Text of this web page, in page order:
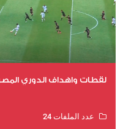
لقطات واهداف الدوري المصري
عدد الملفات 24